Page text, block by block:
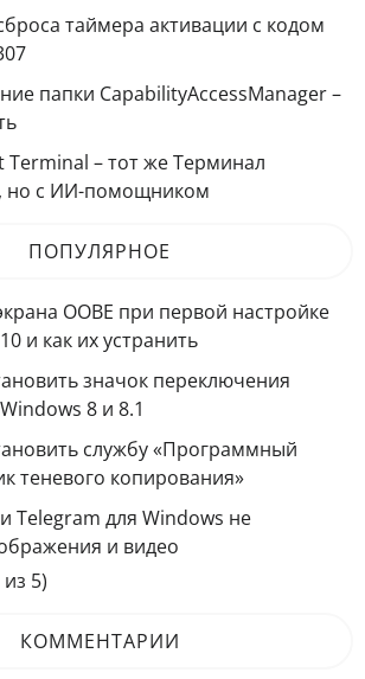
таймера активации с кодом
папки CapabilityAccessManager –
Terminal – тот же Терминал
но с ИИ-помощником
ПОПУЛЯРНОЕ
OOBE при первой настройке
и как их устранить
значок переключения
8 и 8.1
службу «Программный
теневого копирования»
Telegram для Windows не
и видео
5)
КОММЕНТАРИИ